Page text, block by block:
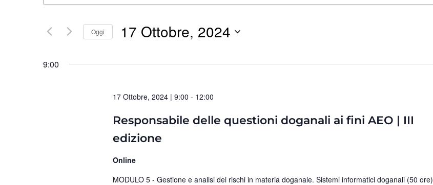
Ricerca
e
viste
Navigazione
Parola
Oggi 17 Ottobre, 2024
la
9:00
17 Ottobre, 2024 | 9:00 - 12:00
Responsabile delle questioni doganali ai fini AEO | III
edizione
Online
MODULO 5 - Gestione e analisi dei rischi in materia doganale. Sistemi informatici doganali (50 ore)